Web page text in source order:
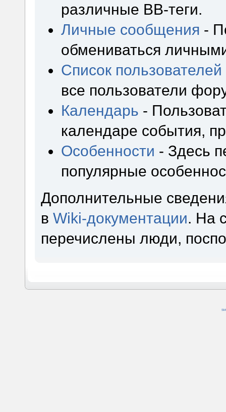
различные BB-теги.
Личные сообщения -
обмениваться
Список пользователей
все пользователи
Календарь -
календаре события,
Особенности - Здесь
популярные
Дополнительные
вWiki-документации. На
перечислены люди,